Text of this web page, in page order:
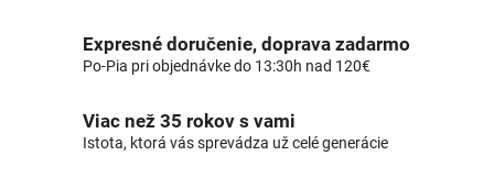
Expresné doručenie, doprava zadarmo
Po-Pia pri objednávke do 13:30h nad 120€
Viac než 35 rokov s vami
Istota, ktorá vás sprevádza už celé generácie